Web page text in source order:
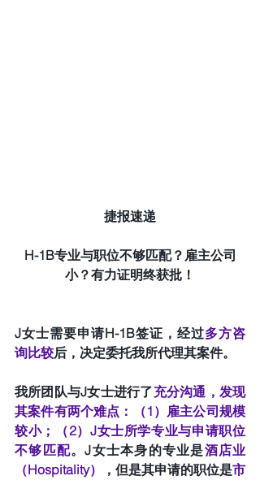
捷报速递
H-1B专业与职位不够匹配？雇主公司
小？有力证明终获批！
J女士需要申请H-1B签证，经过多方咨
询比较后，决定委托我所代理其案件。
我所团队与J女士进行了充分沟通，发现
其案件有两个难点：（1）雇主公司规模
较小；（2）J女士所学专业与申请职位
不够匹配。J女士本身的专业是酒店业
（Hospitality）
，但是其申请的职位是市